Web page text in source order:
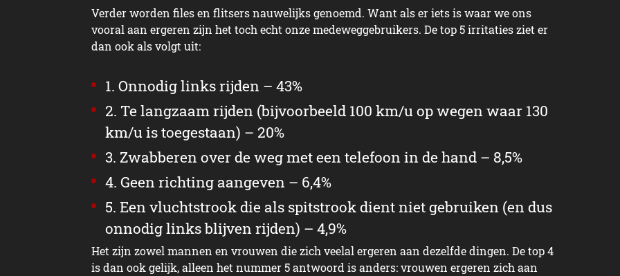
Verder worden files en flitsers nauwelijks genoemd. Want als er iets is waar we ons
vooral aan ergeren zijn het toch echt onze medeweggebruikers. De top 5 irritaties ziet er
dan ook als volgt uit:
1. Onnodig links rijden – 43%
2. Te langzaam rijden (bijvoorbeeld 100 km/u op wegen waar 130
km/u is toegestaan) – 20%
3. Zwabberen over de weg met een telefoon in de hand – 8,5%
4. Geen richting aangeven – 6,4%
5. Een vluchtstrook die als spitstrook dient niet gebruiken (en dus
onnodig links blijven rijden) – 4,9%
Het zijn zowel mannen en vrouwen die zich veelal ergeren aan dezelfde dingen. De top 4
is dan ook gelijk, alleen het nummer 5 antwoord is anders: vrouwen ergeren zich aan